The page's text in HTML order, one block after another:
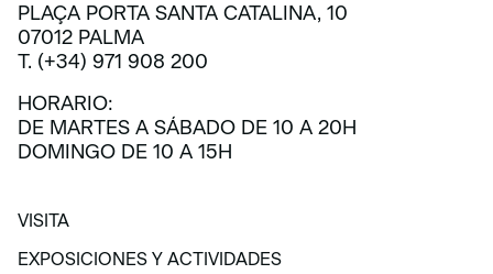
PLAÇA PORTA SANTA CATALINA, 10
07012 PALMA
T. (+34) 971 908 200
HORARIO:
DE MARTES A SÁBADO DE 10 A 20H
DOMINGO DE 10 A 15H
VISITA
VISITA
EXPOSICIONES Y ACTIVIDADES